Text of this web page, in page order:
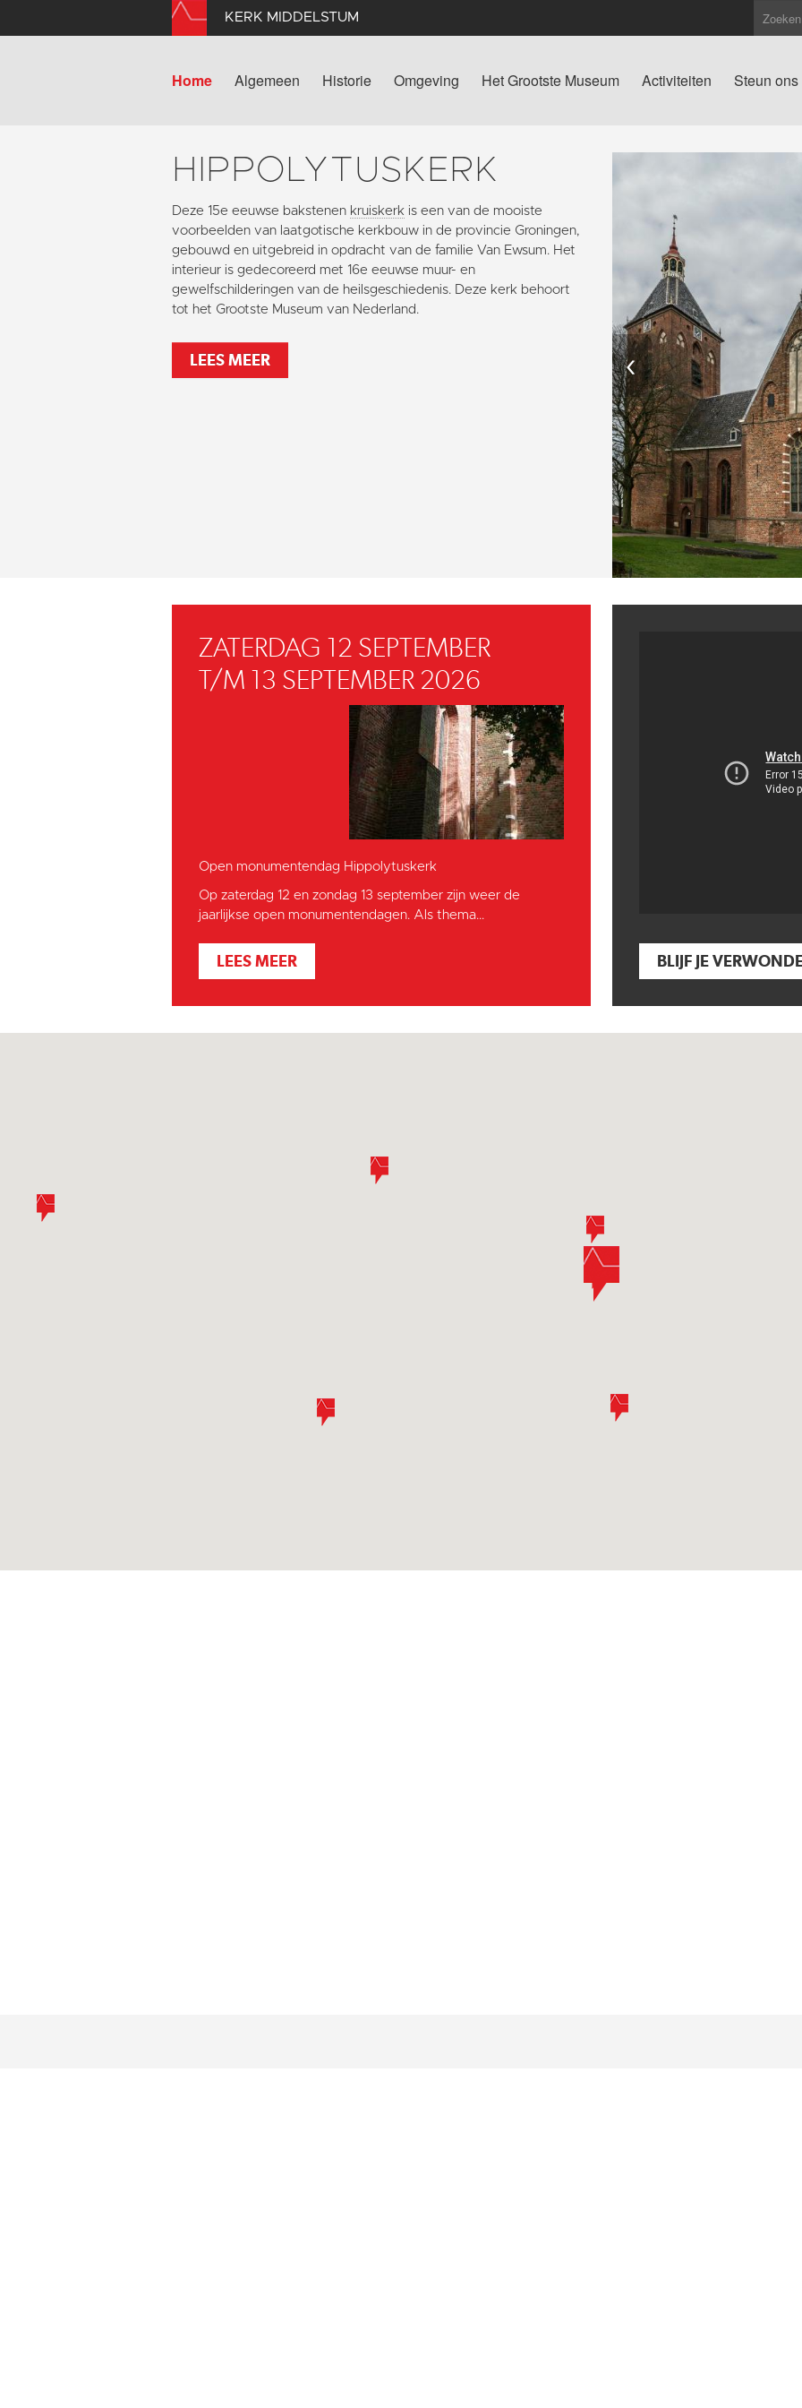
KERK MIDDELSTUM
Home Algemeen Historie Omgeving Het Grootste Museum Activiteiten Steun ons
HIPPOLYTUSKERK
Deze 15e eeuwse bakstenen kruiskerk is een van de mooiste
voorbeelden van laatgotische kerkbouw in de provincie Groningen,
gebouwd en uitgebreid in opdracht van de familie Van Ewsum. Het
interieur is gedecoreerd met 16e eeuwse muur- en
gewelfschilderingen van de heilsgeschiedenis. Deze kerk behoort
tot het Grootste Museum van Nederland.
LEES MEER ‹
ZATERDAG 12 SEPTEMBER
T/M 13 SEPTEMBER 2026
Open monumentendag Hippolytuskerk
Op zaterdag 12 en zondag 13 september zijn weer de
jaarlijkse open monumentendagen. Als thema...
LEES MEER BLIJF JE